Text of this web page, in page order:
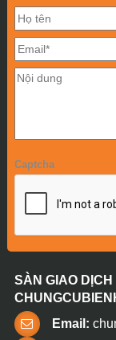
Captcha
SÀN GIAO
Email: